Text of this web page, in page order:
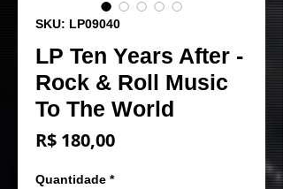
SKU: LP09040
LP Ten Years After -
Rock & Roll Music
To The World
R$ 180,00Preço
Quantidade *